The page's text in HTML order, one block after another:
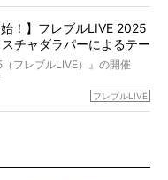
のロッチさん。day2の音楽フ
が出演するなど、例年以上
。全国のフレンチブルドッ
」の模様を、詳しく
！】フレブルLIVE 2025
チャダラパーによるテー
フレブルLIVE）』の開催
いよ販売スタートです！フレブルLIVE